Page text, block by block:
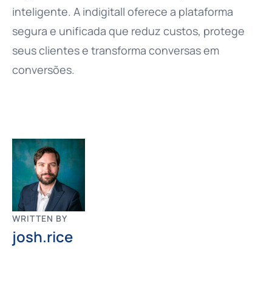
inteligente. A indigitall oferece a plataforma
segura e unificada que reduz custos, protege
seus clientes e transforma conversas em
conversões.
WRITTEN BY
josh.rice